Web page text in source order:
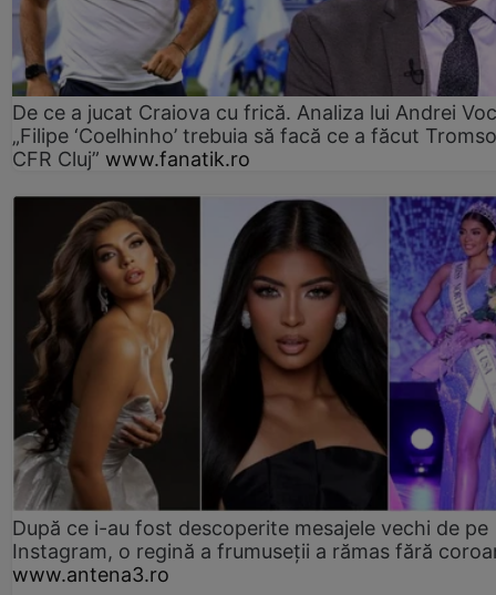
De ce a jucat Craiova cu frică. Analiza lui Andrei
„Filipe ‘Coelhinho’ trebuia să facă ce a făcut
CFR Cluj” www.fanatik.ro
După ce i-au fost descoperite mesajele vechi de pe
Instagram, o regină a frumuseții a rămas fără
www.antena3.ro